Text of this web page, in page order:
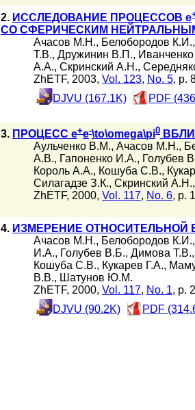
2. ИССЛЕДОВАНИЕ ПРОЦЕССОВ e
СО СФЕРИЧЕСКИМ
Ачасов М.Н., Белобородов К.И.,
Т.В., Дружинин В.П.,
А.А., Скринский А.Н.,
ZhETF, 2003, Vol. 123, No. 5, p.
DJVU (167.1K)
PDF
3. ПРОЦЕСС e+e-\to\omega\pi0
Аульченко В.М., Ачасов М.Н.,
А.В., Гапоненко И.А., Голубев
Король А.А., Кошуба С.В.,
Силагадзе З.К., Скринский А.Н.,
ZhETF, 2000, Vol. 117, No. 6, p.
4. ИЗМЕРЕНИЕ ОТНОСИТЕЛЬНОЙ
Ачасов М.Н., Белобородов К.И.,
И.А., Голубев В.Б., Димова Т.В.,
Кошуба С.В., Кукарев Г.А.,
В.В., Шатунов Ю.М.
ZhETF, 2000, Vol. 117, No. 1, p.
DJVU (90.2K)
PDF